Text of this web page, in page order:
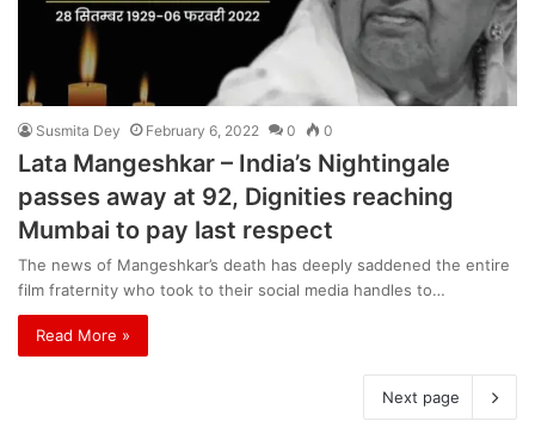
Susmita Dey February 6, 2022 0 0
Lata Mangeshkar – India’s Nightingale
passes away at 92, Dignities reaching
Mumbai to pay last respect
The news of Mangeshkar’s death has deeply saddened the entire
film fraternity who took to their social media handles to…
Read More »
Next page